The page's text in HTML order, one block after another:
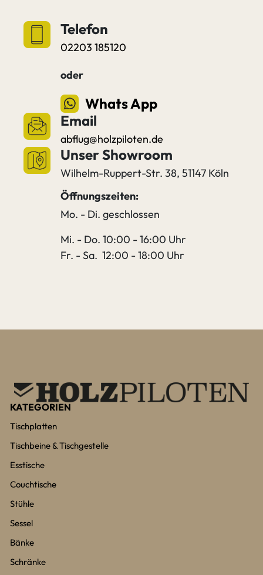
Telefon
02203 185120
oder
Whats App
Email
abflug@holzpiloten.de
Unser Showroom
Wilhelm-Ruppert-Str. 38, 51147 Köln
Öffnungszeiten:
Mo. - Di. geschlossen
Mi. - Do. 10:00 - 16:00 Uhr
Fr. - Sa. 12:00 - 18:00 Uhr
KATEGORIEN
Tischplatten
Tischbeine & Tischgestelle
Esstische
Couchtische
Stühle
Sessel
Bänke
Schränke